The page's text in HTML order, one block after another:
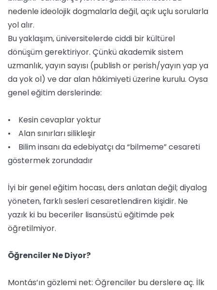
nedenle ideolojik dogmalarla değil, açık uçlu sorularla
yol alır.
Bu yaklaşım, üniversitelerde ciddi bir kültürel
dönüşüm gerektiriyor. Çünkü akademik sistem
uzmanlık, yayın sayısı (publish or perish/yayın yap ya
da yok ol) ve dar alan hâkimiyeti üzerine kurulu. Oysa
genel eğitim derslerinde:
• Kesin cevaplar yoktur
• Alan sınırları silikleşir
• Bilim insanı da edebiyatçı da “bilmeme” cesareti
göstermek zorundadır
İyi bir genel eğitim hocası, ders anlatan değil; diyalog
yöneten, farklı sesleri cesaretlendiren kişidir. Ne
yazık ki bu beceriler lisansüstü eğitimde pek
öğretilmiyor.
Öğrenciler Ne Diyor?
Montás’ın gözlemi net: Öğrenciler bu derslere aç. İlk